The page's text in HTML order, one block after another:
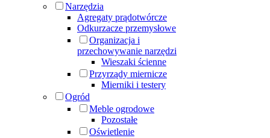
Narzędzia
Agregaty prądotwórcze
Odkurzacze przemysłowe
Organizacja i
przechowywanie narzędzi
Wieszaki ścienne
Przyrządy miernicze
Mierniki i testery
Ogród
Meble ogrodowe
Pozostałe
Oświetlenie